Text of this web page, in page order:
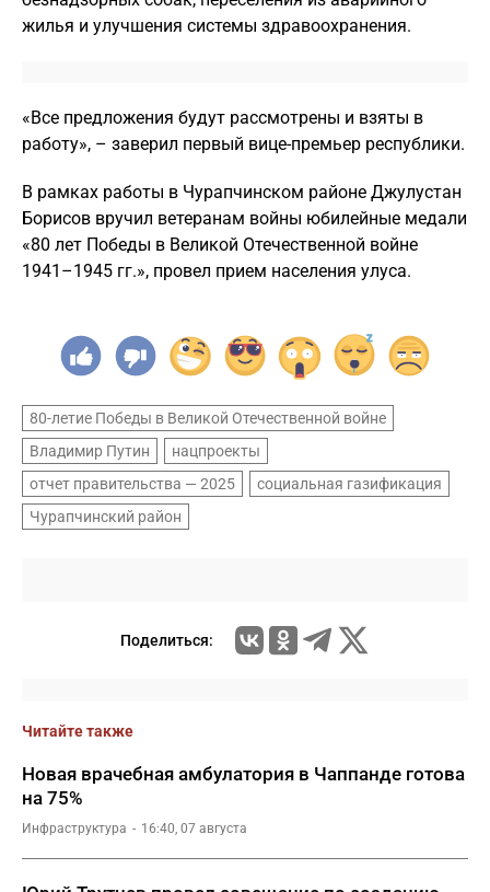
жилья и улучшения системы здравоохранения.
«Все предложения будут рассмотрены и взяты в
работу», – заверил первый вице-премьер республики.
В рамках работы в Чурапчинском районе Джулустан
Борисов вручил ветеранам войны юбилейные медали
«80 лет Победы в Великой Отечественной войне
1941–1945 гг.», провел прием населения улуса.
80-летие Победы в Великой Отечественной войне
Владимир Путин
нацпроекты
отчет правительства — 2025
социальная газификация
Чурапчинский район
Поделиться:
Читайте также
Новая врачебная амбулатория в Чаппанде готова
на 75%
Инфраструктура 16:40, 07 августа